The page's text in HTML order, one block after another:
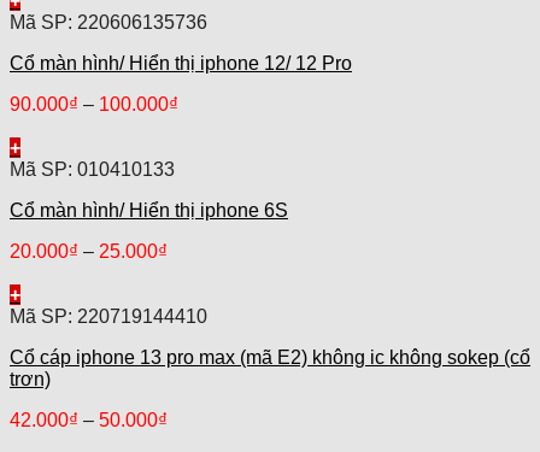
Mã SP: 220606135736
Cổ màn hình/ Hiển thị iphone 12/ 12 Pro
90.000₫ – 100.000₫
+
Mã SP: 010410133
Cổ màn hình/ Hiển thị iphone 6S
20.000₫ – 25.000₫
+
Mã SP: 220719144410
Cổ cáp iphone 13 pro max (mã E2) không ic không sokep (cổ
trơn)
42.000₫ – 50.000₫